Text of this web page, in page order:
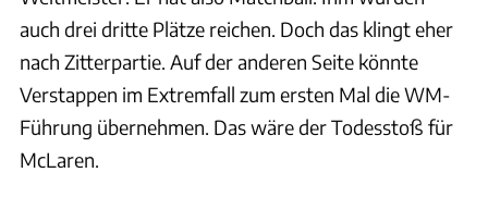
auch drei dritte Plätze reichen. Doch das klingt eher
nach Zitterpartie. Auf der anderen Seite könnte
Verstappen im Extremfall zum ersten Mal die WM-
Führung übernehmen. Das wäre der Todesstoß für
McLaren.